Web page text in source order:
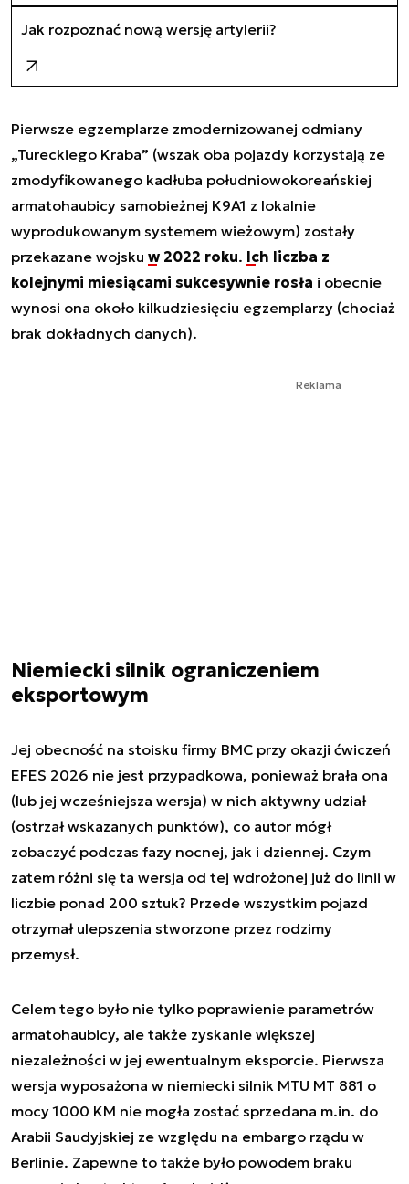
Jak rozpoznać nową wersję artylerii?
Pierwsze egzemplarze zmodernizowanej odmiany
„Tureckiego Kraba” (wszak oba pojazdy korzystają ze
zmodyfikowanego kadłuba południowokoreańskiej
armatohaubicy samobieżnej K9A1 z lokalnie
wyprodukowanym systemem wieżowym) zostały
przekazane wojsku w 2022 roku. Ich liczba z
kolejnymi miesiącami sukcesywnie rosła i obecnie
wynosi ona około kilkudziesięciu egzemplarzy (chociaż
brak dokładnych danych).
Reklama
Niemiecki silnik ograniczeniem
eksportowym
Jej obecność na stoisku firmy BMC przy okazji ćwiczeń
EFES 2026 nie jest przypadkowa, ponieważ brała ona
(lub jej wcześniejsza wersja) w nich aktywny udział
(ostrzał wskazanych punktów), co autor mógł
zobaczyć podczas fazy nocnej, jak i dziennej. Czym
zatem różni się ta wersja od tej wdrożonej już do linii w
liczbie ponad 200 sztuk? Przede wszystkim pojazd
otrzymał ulepszenia stworzone przez rodzimy
przemysł.
Celem tego było nie tylko poprawienie parametrów
armatohaubicy, ale także zyskanie większej
niezależności w jej ewentualnym eksporcie. Pierwsza
wersja wyposażona w niemiecki silnik MTU MT 881 o
mocy 1000 KM nie mogła zostać sprzedana m.in. do
Arabii Saudyjskiej ze względu na embargo rządu w
Berlinie. Zapewne to także było powodem braku